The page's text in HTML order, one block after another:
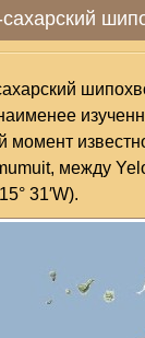
момент
между
31′W).